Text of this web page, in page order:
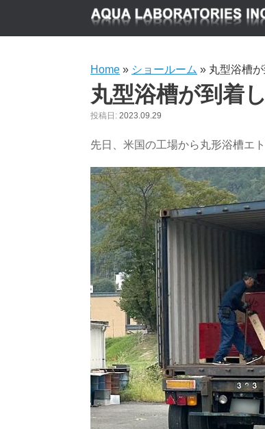
Home » ショールーム » 丸型浴槽
丸型浴槽が到着
投稿日: 2023.09.29
先日、米国の工場から丸形浴槽エ